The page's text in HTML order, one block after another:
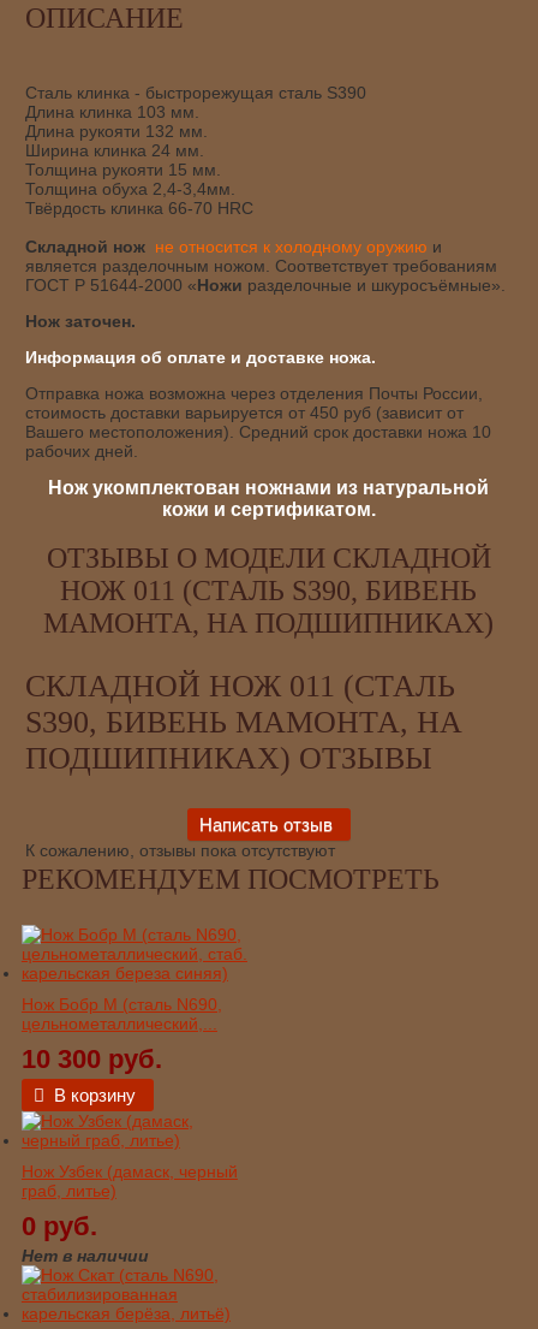
ОПИСАНИЕ
Сталь клинка - быстрорежущая сталь S390
Длина клинка 103 мм.
Длина рукояти 132 мм.
Ширина клинка 24 мм.
Толщина рукояти 15 мм.
Толщина обуха 2,4-3,4мм.
Твёрдость клинка 66-70 HRC
Складной нож не относится к холодному оружию и
является разделочным ножом. Соответствует требованиям
ГОСТ Р 51644-2000 «Ножи разделочные и шкуросъёмные».
Нож заточен.
Информация об оплате и доставке ножа.
Отправка ножа возможна через отделения Почты России,
стоимость доставки варьируется от 450 руб (зависит от
Вашего местоположения). Средний срок доставки ножа 10
рабочих дней.
Нож укомплектован ножнами из натуральной
кожи и сертификатом.
ОТЗЫВЫ О МОДЕЛИ СКЛАДНОЙ
НОЖ 011 (СТАЛЬ S390, БИВЕНЬ
МАМОНТА, НА ПОДШИПНИКАХ)
СКЛАДНОЙ НОЖ 011 (СТАЛЬ
S390, БИВЕНЬ МАМОНТА, НА
ПОДШИПНИКАХ) ОТЗЫВЫ
К сожалению, отзывы пока отсутствуют
РЕКОМЕНДУЕМ ПОСМОТРЕТЬ
Нож Бобр М (сталь N690,
цельнометаллический,...
10 300 руб.
В корзину
Нож Узбек (дамаск, черный
граб, литье)
0 руб.
Нет в наличии